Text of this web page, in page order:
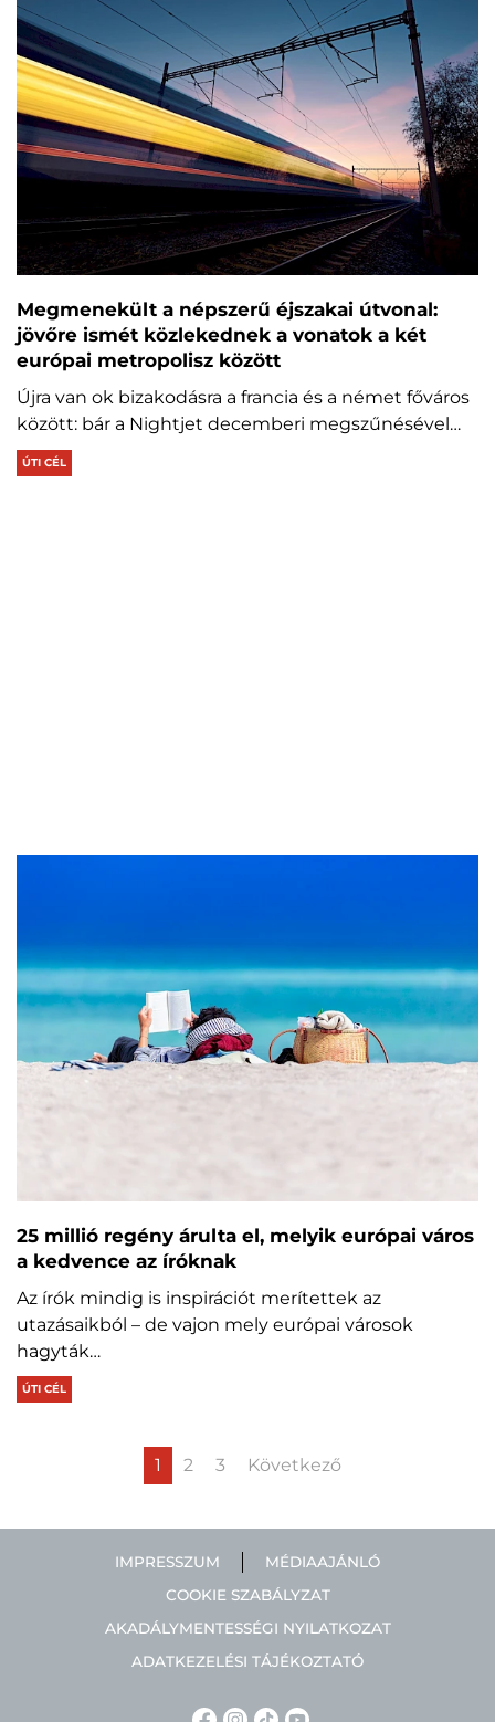
Megmenekült a népszerű éjszakai útvonal:
jövőre ismét közlekednek a vonatok a két
európai metropolisz között
Újra van ok bizakodásra a francia és a német főváros
között: bár a Nightjet decemberi megszűnésével…
ÚTI CÉL
25 millió regény árulta el, melyik európai város
a kedvence az íróknak
Az írók mindig is inspirációt merítettek az
utazásaikból – de vajon mely európai városok
hagyták…
ÚTI CÉL
1 2 3 Következő
IMPRESSZUM
MÉDIAAJÁNLÓ
COOKIE SZABÁLYZAT
AKADÁLYMENTESSÉGI NYILATKOZAT
ADATKEZELÉSI TÁJÉKOZTATÓ